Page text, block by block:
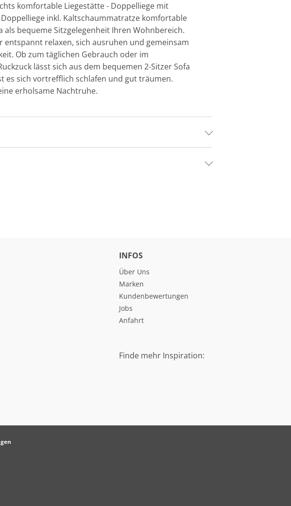
komfortable Liegestätte - Doppelliege mit
inkl. Kaltschaummatratze komfortable
bequeme Sitzgelegenheit Ihren Wohnbereich.
relaxen, sich ausruhen und gemeinsam
Ob zum täglichen Gebrauch oder im
lässt sich aus dem bequemen 2-Sitzer Sofa
es sich vortrefflich schlafen und gut träumen.
erholsame Nachtruhe.
INFOS
Über Uns
Marken
Kundenbewertungen
Jobs
Anfahrt
Finde mehr Inspiration: